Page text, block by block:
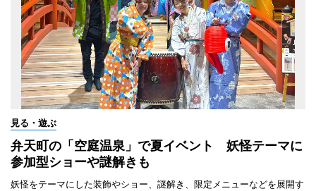
見る・遊ぶ
弁天町の「空庭温泉」で夏イベント 妖怪テーマに
参加型ショーや謎解きも
妖怪をテーマにした装飾やショー、謎解き、限定メニューなどを展開す